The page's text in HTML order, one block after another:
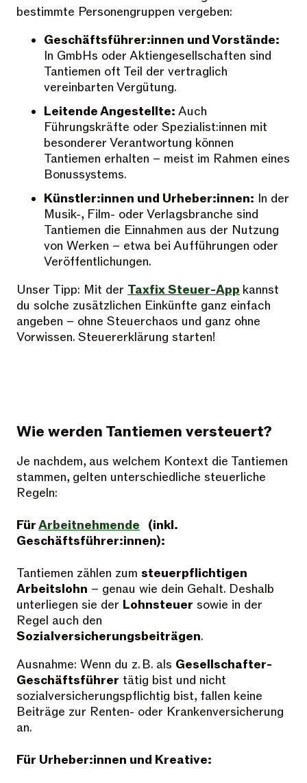
bestimmte Personengruppen vergeben:
Geschäftsführer:innen und Vorstände:
In GmbHs oder Aktiengesellschaften sind
Tantiemen oft Teil der vertraglich
vereinbarten Vergütung.
Leitende Angestellte: Auch
Führungskräfte oder Spezialist:innen mit
besonderer Verantwortung können
Tantiemen erhalten – meist im Rahmen eines
Bonussystems.
Künstler:innen und Urheber:innen: In der
Musik-, Film- oder Verlagsbranche sind
Tantiemen die Einnahmen aus der Nutzung
von Werken – etwa bei Aufführungen oder
Veröffentlichungen.
Unser Tipp: Mit der Taxfix Steuer-App kannst
du solche zusätzlichen Einkünfte ganz einfach
angeben – ohne Steuerchaos und ganz ohne
Vorwissen. Steuererklärung starten!
Wie werden Tantiemen versteuert?
Je nachdem, aus welchem Kontext die Tantiemen
stammen, gelten unterschiedliche steuerliche
Regeln:
FürArbeitnehmende
(inkl.
Geschäftsführer:innen):
Tantiemen zählen zum steuerpflichtigen
Arbeitslohn – genau wie dein Gehalt. Deshalb
unterliegen sie der Lohnsteuer sowie in der
Regel auch den
Sozialversicherungsbeiträgen.
Ausnahme: Wenn du z. B. als Gesellschafter-
Geschäftsführer tätig bist und nicht
sozialversicherungspflichtig bist, fallen keine
Beiträge zur Renten- oder Krankenversicherung
an.
Für Urheber:innen und Kreative: